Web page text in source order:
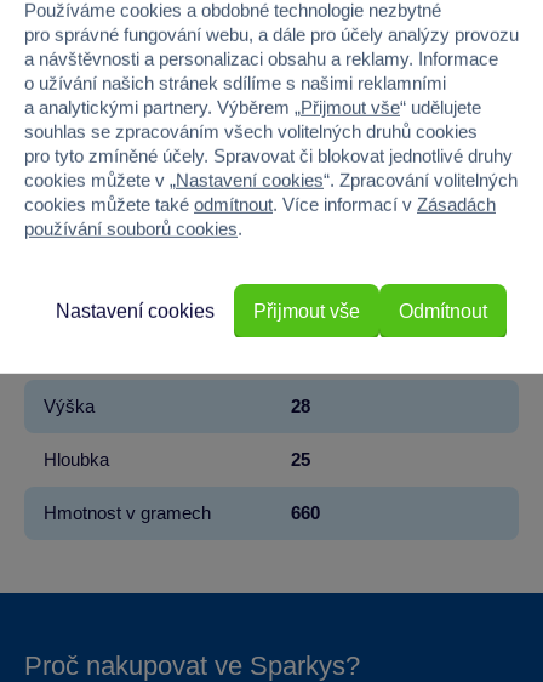
Kód produktu 939M-542650-EUC
Značka MGA Entertainment
Řada L.O.L. Surprise!
Věk od 4
Materiál PLAST
Výška 28
Hloubka 25
Hmotnost v gramech 660
Proč nakupovat ve Sparkys?
Používáme cookies a obdobné technologie nezbytné
pro správné fungování webu, a dále pro účely analýzy provozu
a návštěvnosti a personalizaci obsahu a reklamy. Informace
o užívání našich stránek sdílíme s našimi reklamními
a analytickými partnery. Výběrem „Přijmout vše“ udělujete
souhlas se zpracováním všech volitelných druhů cookies
pro tyto zmíněné účely. Spravovat či blokovat jednotlivé druhy
cookies můžete v „Nastavení cookies“. Zpracování volitelných
cookies můžete také odmítnout. Více informací v Zásadách
používání souborů cookies.
Odmítnout
Nastavení cookies Přijmout vše